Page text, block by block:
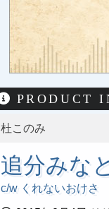
PRODUCT
杜このみ
追分みなと
c/w くれないおけさ